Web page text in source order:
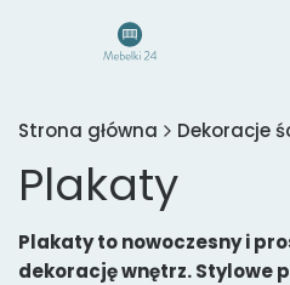
Strona główna Dekoracje
Plakaty
Plakaty to nowoczesny i
dekorację wnętrz. Stylowe